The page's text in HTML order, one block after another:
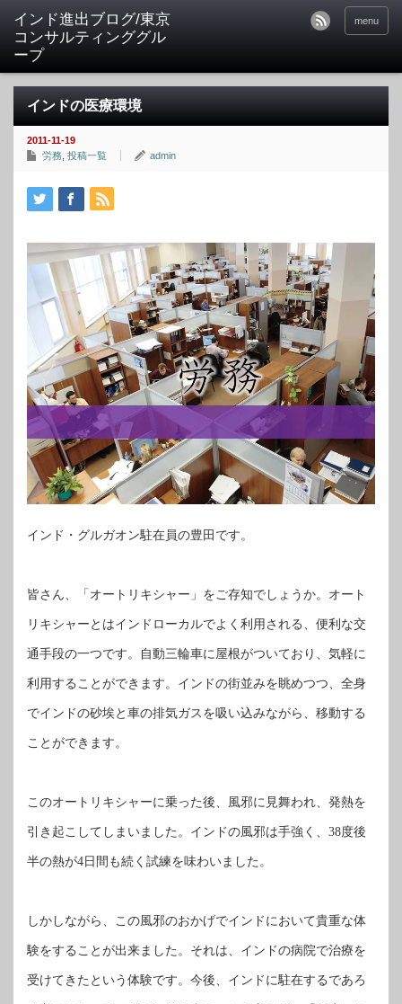
インド進出ブログ/東京
コンサルティンググル
ープ
menu
インドの医療環境
2011-11-19
労務 投稿一覧 admin
インド・グルガオン駐在員の豊田です。
皆さん、「オートリキシャー」をご存知でしょうか。オート
リキシャーとはインドローカルでよく利用される、便利な交
通手段の一つです。自動三輪車に屋根がついており、気軽に
利用することができます。インドの街並みを眺めつつ、全身
でインドの砂埃と車の排気ガスを吸い込みながら、移動する
ことができます。
このオートリキシャーに乗った後、風邪に見舞われ、発熱を
引き起こしてしまいました。インドの風邪は手強く、 38度後
半の熱が4日間も続く試練を味わいました。
しかしながら、この風邪のおかげでインドにおいて貴重な体
験をすることが出来ました。それは、インドの病院で治療を
受けてきたという体験です。今後、インドに駐在するであろ